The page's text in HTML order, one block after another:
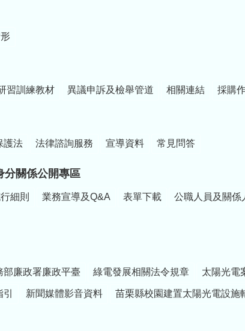
習訓練教材 異議申訴及檢舉管道 相關連結 採購
護法 法律諮詢服務 宣導資料 常見問答
分關係公開專區
細則 業務宣導及Q&A 表單下載 公職人員及關係
部廉政署廉政平臺 綠電發展相關法令規章 太陽光電
新聞媒體影音資料 苗栗縣校園建置太陽光電設施